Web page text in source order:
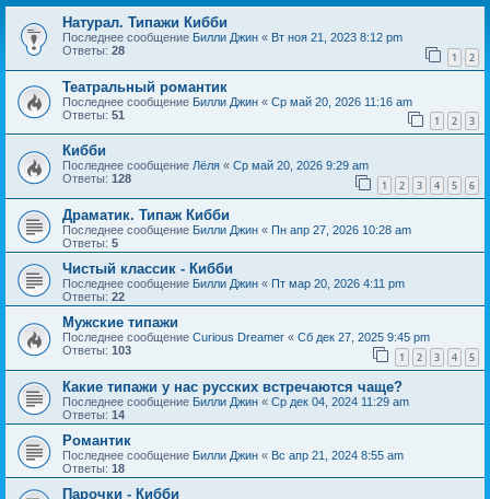
Натурал. Типажи Кибби
Последнее сообщение Билли Джин « Вт ноя 21, 2023 8:12 pm
Ответы: 28 1 2
Театральный романтик
Последнее сообщение Билли Джин « Ср май 20, 2026 11:16 am
Ответы: 51 1 2 3
Кибби
Последнее сообщение Лёля « Ср май 20, 2026 9:29 am
Ответы: 128 1 2 3 4 5 6
Драматик. Типаж Кибби
Последнее сообщение Билли Джин « Пн апр 27, 2026 10:28 am
Ответы: 5
Чистый классик - Кибби
Последнее сообщение Билли Джин « Пт мар 20, 2026 4:11 pm
Ответы: 22
Мужские типажи
Последнее сообщение Curious Dreamer « Сб дек 27, 2025 9:45 pm
Ответы: 103 1 2 3 4 5
Какие типажи у нас русских встречаются чаще?
Последнее сообщение Билли Джин « Ср дек 04, 2024 11:29 am
Ответы: 14
Романтик
Последнее сообщение Билли Джин « Вс апр 21, 2024 8:55 am
Ответы: 18
Парочки - Кибби